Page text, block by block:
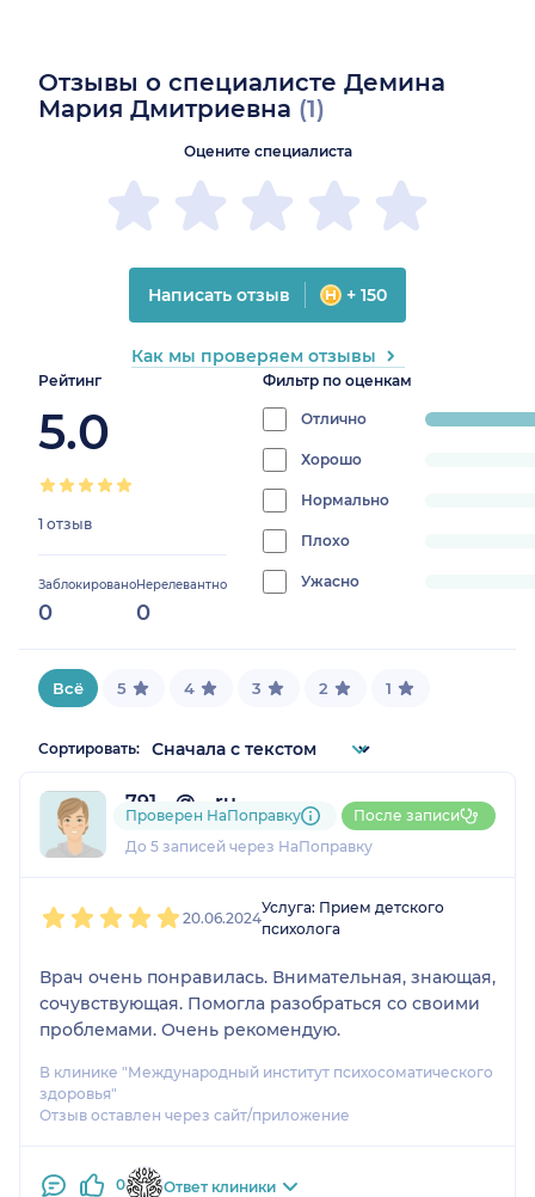
Отзывы о специалисте Демина
Мария Дмитриевна (1)
Рейтинг
5.0
1 отзыв
Заблокировано
0
Нерелевантно
0
Фильтр по оценкам
Отлично
progress:
Хорошо
0%
Нормально
0%
Плохо
0%
Ужасно
progress:
Оцените специалиста
Написать отзыв + 150
Как мы проверяем отзывы
Всё 5 4 3 2 1
Сортировать:
791....@....ru
1 отзыв
До 5 записей через НаПоправку
Проверен НаПоправку После записи
20.06.2024
Услуга: Прием детского
психолога
Врач очень понравилась. Внимательная, знающая,
сочувствующая. Помогла разобраться со своими
проблемами. Очень рекомендую.
В клинике "Международный институт психосоматического
здоровья"
Отзыв оставлен через сайт/приложение
0 Ответ клиники